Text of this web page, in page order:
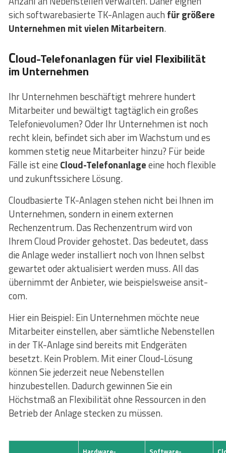
sich softwarebasierte TK-Anlagen auch für größere
Unternehmen mit vielen Mitarbeitern.
Cloud-Telefonanlagen für viel Flexibilität
im Unternehmen
Ihr Unternehmen beschäftigt mehrere hundert
Mitarbeiter und bewältigt tagtäglich ein großes
Telefonievolumen? Oder Ihr Unternehmen ist noch
recht klein, befindet sich aber im Wachstum und es
kommen stetig neue Mitarbeiter hinzu? Für beide
Fälle ist eine Cloud-Telefonanlageeine hoch flexible
und zukunftssichere Lösung.
Cloudbasierte TK-Anlagen stehen nicht bei Ihnen im
Unternehmen, sondern in einem externen
Rechenzentrum. Das Rechenzentrum wird von
Ihrem Cloud Provider gehostet. Das bedeutet, dass
die Anlage weder installiert noch von Ihnen selbst
gewartet oder aktualisiert werden muss. All das
übernimmt der Anbieter, wie beispielsweise ansit-
com.
Hier ein Beispiel: Ein Unternehmen möchte neue
Mitarbeiter einstellen, aber sämtliche Nebenstellen
in der TK-Anlage sind bereits mit Endgeräten
besetzt. Kein Problem. Mit einer Cloud-Lösung
können Sie jederzeit neue Nebenstellen
hinzubestellen. Dadurch gewinnen Sie ein
Höchstmaß an Flexibilität ohne Ressourcen in den
Betrieb der Anlage stecken zu müssen.